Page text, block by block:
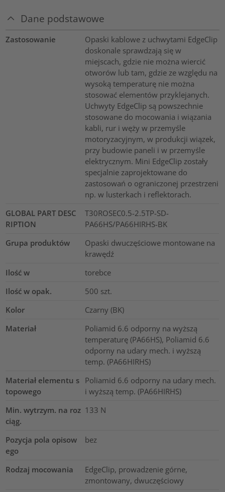
Dane podstawowe
Zastosowanie
Opaski kablowe z uchwytami EdgeClip
doskonale sprawdzają się w
miejscach, gdzie nie można wiercić
otworów lub tam, gdzie ze względu na
wysoką temperaturę nie można
stosować elementów przyklejanych.
Uchwyty EdgeClip są powszechnie
stosowane do mocowania i wiązania
kabli, rur i węży w przemyśle
motoryzacyjnym, w produkcji wiązek,
przy budowie paneli i w przemyśle
elektrycznym. Mini EdgeClip zostały
specjalnie zaprojektowane do
zastosowań o ograniczonej przestrzeni
np. w lusterkach i reflektorach.
GLOBAL PART DESC
RIPTION
T30ROSEC0.5-2.5TP-SD-
PA66HS/PA66HIRHS-BK
Grupa produktów
Opaski dwuczęściowe montowane na
krawędź
Ilość w
torebce
Ilość w opak.
500 szt.
Kolor
Czarny (BK)
Materiał
Poliamid 6.6 odporny na wyższą
temperaturę (PA66HS), Poliamid 6.6
odporny na udary mech. i wyższą
temp. (PA66HIRHS)
Materiał elementu s
topowego
Poliamid 6.6 odporny na udary mech.
i wyższą temp. (PA66HIRHS)
Min. wytrzym. na roz
ciąg.
133 N
Pozycja pola opisow
ego
bez
Rodzaj mocowania
EdgeClip, prowadzenie górne,
zmontowany, dwuczęściowy